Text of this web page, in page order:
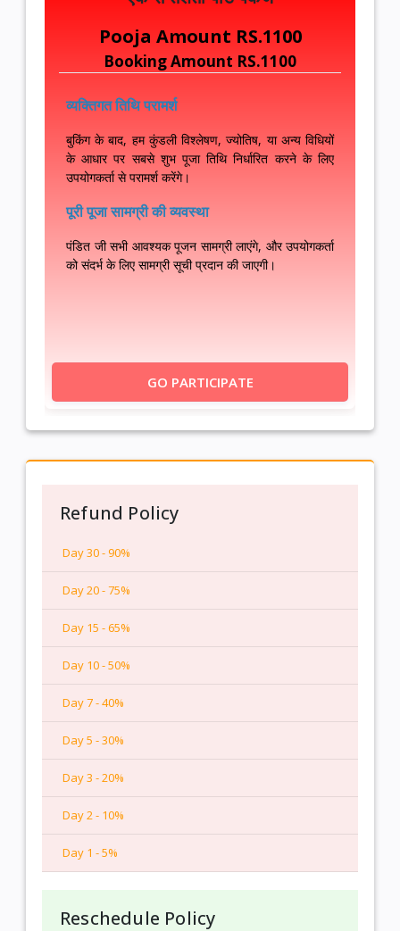
Pooja Amount RS.1100
Booking Amount RS.1100
व्यक्तिगत तिथि परामर्श
बुकिंग के बाद, हम कुंडली विश्लेषण, ज्योतिष, या अन्य विधियों
के आधार पर सबसे शुभ पूजा तिथि निर्धारित करने के लिए
उपयोगकर्ता से परामर्श करेंगे।
पूरी पूजा सामग्री की व्यवस्था
पंडित जी सभी आवश्यक पूजन सामग्री लाएंगे, और उपयोगकर्ता
को संदर्भ के लिए सामग्री सूची प्रदान की जाएगी।
दान सेवाओं का चयन कर सकते हैं।
पूजा संपन्न होने के बाद आध्यात्मिक प्रमाण पत्र प्रदान किया
GO PARTICIPATE
Refund Policy
Day 30 - 90%
Day 20 - 75%
Day 15 - 65%
Day 10 - 50%
Day 7 - 40%
Day 5 - 30%
Day 3 - 20%
Day 2 - 10%
Day 1 - 5%
Reschedule Policy